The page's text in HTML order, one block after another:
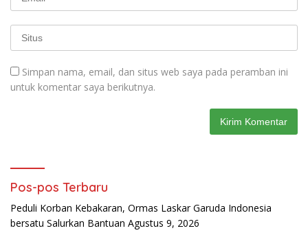
Simpan nama, email, dan situs web saya pada peramban ini
untuk komentar saya berikutnya.
Pos-pos Terbaru
Peduli Korban Kebakaran, Ormas Laskar Garuda Indonesia
bersatu Salurkan Bantuan Agustus 9, 2026